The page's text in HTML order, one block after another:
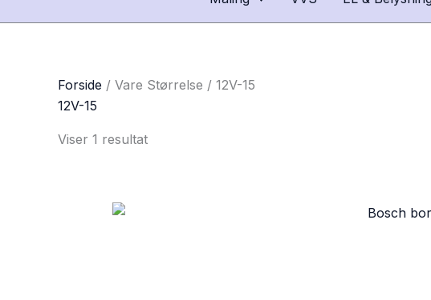
Forside / Vare Størrelse / 12V-15
12V-15
Viser 1 resultat